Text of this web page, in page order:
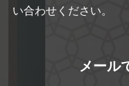
い合わせください。
メール